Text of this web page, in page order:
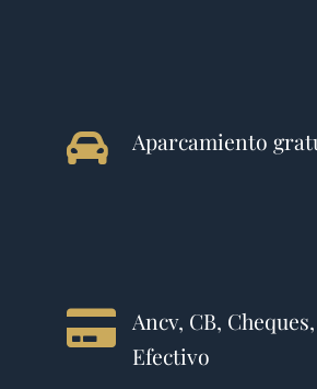
Aparcamiento
Ancv, CB,
Efectivo